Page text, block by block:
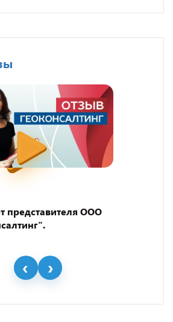
представителя ООО